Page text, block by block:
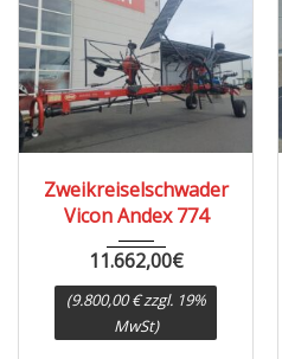
Zweikreiselschwader
Vicon Andex 774
11.662,00€
(9.800,00 € zzgl. 19%
MwSt)